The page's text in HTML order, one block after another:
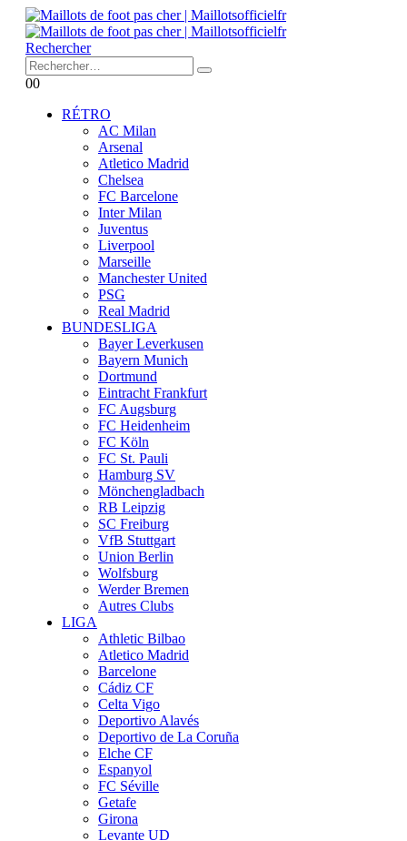
Rechercher
00
RÉTRO
AC Milan
Arsenal
Atletico Madrid
Chelsea
FC Barcelone
Inter Milan
Juventus
Liverpool
Marseille
Manchester United
PSG
Real Madrid
BUNDESLIGA
Bayer Leverkusen
Bayern Munich
Dortmund
Eintracht Frankfurt
FC Augsburg
FC Heidenheim
FC Köln
FC St. Pauli
Hamburg SV
Mönchengladbach
RB Leipzig
SC Freiburg
VfB Stuttgart
Union Berlin
Wolfsburg
Werder Bremen
Autres Clubs
LIGA
Athletic Bilbao
Atletico Madrid
Barcelone
Cádiz CF
Celta Vigo
Deportivo Alavés
Deportivo de La Coruña
Elche CF
Espanyol
FC Séville
Getafe
Girona
Levante UD